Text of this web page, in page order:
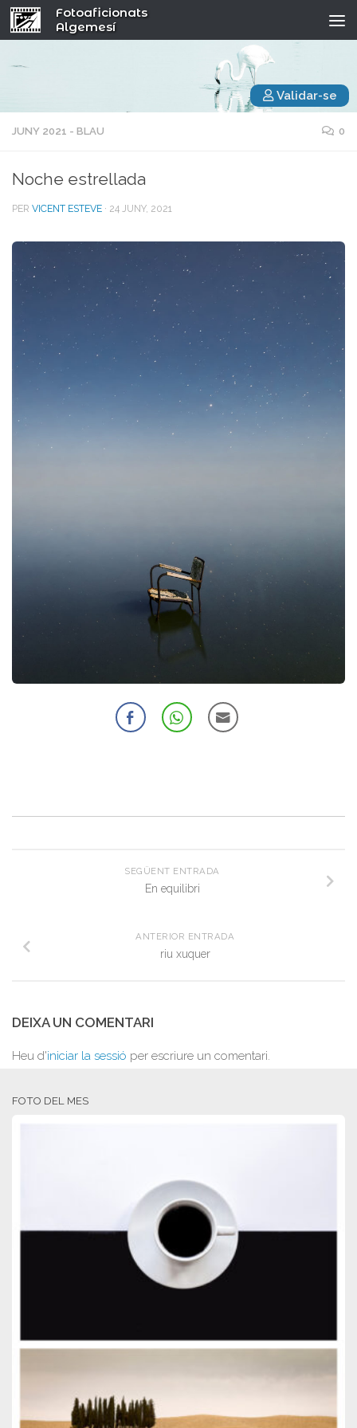
Fotoaficionats
Algemesí
Validar-se
JUNY 2021 - BLAU 0
Noche estrellada
PER VICENT ESTEVE · 24 JUNY, 2021
SEGÜENT ENTRADA
En equilibri
ANTERIOR ENTRADA
riu xuquer
DEIXA UN COMENTARI
Heu d'iniciar la sessió per escriure un comentari.
FOTO DEL MES